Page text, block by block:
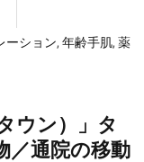
ーション, 年齢手肌, 薬
ウン）」タ
通院の移動